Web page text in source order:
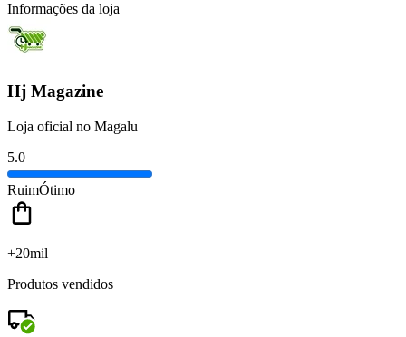
Informações da loja
Hj Magazine
Loja oficial no Magalu
5.0
RuimÓtimo
+20mil
Produtos vendidos